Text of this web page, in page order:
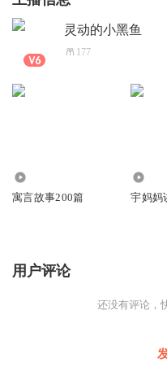
灵动的小黑鱼
177
寓言故事200篇 宇妈妈
用户评论
还没有评论，